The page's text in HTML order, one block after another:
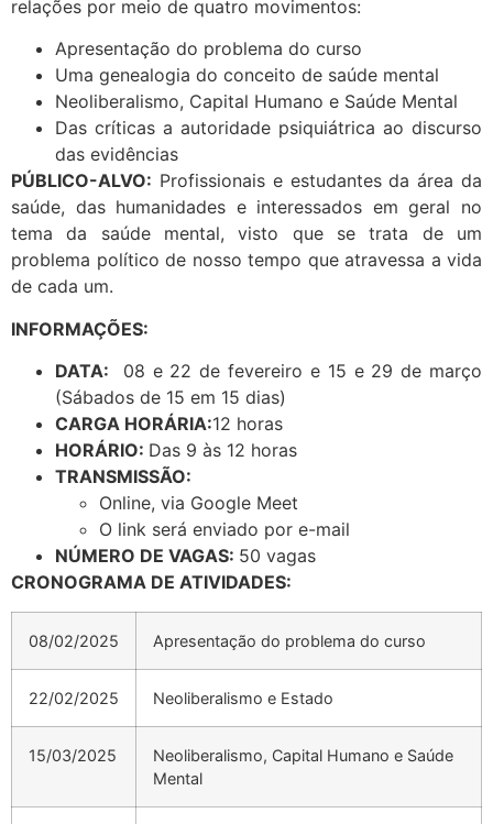
relações por meio de quatro movimentos:
Apresentação do problema do curso
Uma genealogia do conceito de saúde mental
Neoliberalismo, Capital Humano e Saúde Mental
Das críticas a autoridade psiquiátrica ao discurso
das evidências
PÚBLICO-ALVO: Profissionais e estudantes da área da
saúde, das humanidades e interessados em geral no
tema da saúde mental, visto que se trata de um
problema político de nosso tempo que atravessa a vida
de cada um.
INFORMAÇÕES:
DATA:
08 e 22 de fevereiro e 15 e 29 de março
(Sábados de 15 em 15 dias)
CARGA HORÁRIA:12 horas
HORÁRIO: Das 9 às 12 horas
TRANSMISSÃO:
Online, via Google Meet
O link será enviado por e-mail
NÚMERO DE VAGAS: 50 vagas
CRONOGRAMA DE ATIVIDADES:
08/02/2025 Apresentação do problema do curso
22/02/2025 Neoliberalismo e Estado
15/03/2025
Neoliberalismo, Capital Humano e Saúde
Mental